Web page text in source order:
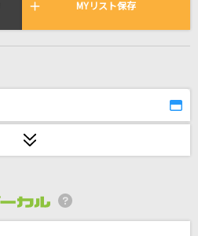
MYリスト保存